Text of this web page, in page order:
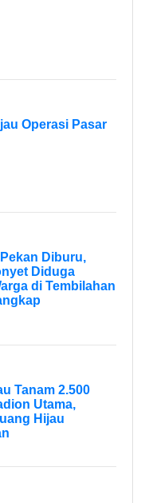
Operasi Pasar
Diburu,
Diduga
di Tembilahan
Tanam 2.500
Utama,
Hijau